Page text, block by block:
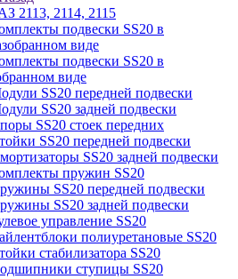
2113, 2114, 2115
подвески SS20 в
виде
подвески SS20 в
виде
SS20 передней подвески
SS20 задней подвески
SS20 стоек передних
SS20 передней подвески
SS20 задней подвески
пружин SS20
SS20 передней подвески
SS20 задней подвески
управление SS20
полиуретановые SS20
стабилизатора SS20
ступицы SS20